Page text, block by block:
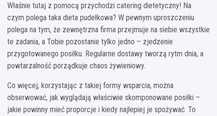
Właśnie tutaj z pomocą przychodzi catering dietetyczny! Na
czym polega taka dieta pudełkowa? W pewnym uproszczeniu
polega na tym, że zewnętrzna firma przejmuje na siebie wszystkie
te zadania, a Tobie pozostanie tylko jedno – zjedzenie
przygotowanego posiłku. Regularne dostawy tworzą rytm dnia, a
powtarzalność porządkuje chaos żywieniowy.
Co więcej, korzystając z takiej formy wsparcia, można
obserwować, jak wyglądają właściwie skomponowane posiłki –
jakie powinny mieć proporcje i kiedy najlepiej je spożywać. To